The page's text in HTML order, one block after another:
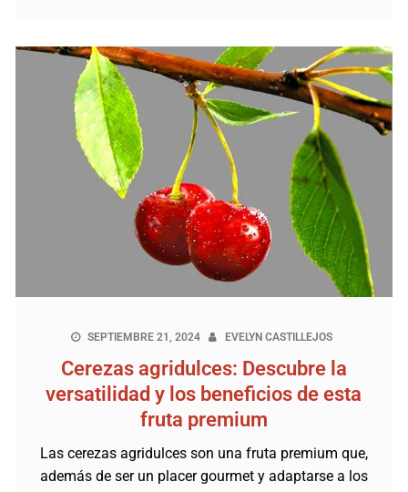
SEPTIEMBRE 21, 2024 EVELYN CASTILLEJOS
Cerezas agridulces: Descubre la
versatilidad y los beneficios de esta
fruta premium
Las cerezas agridulces son una fruta premium que,
además de ser un placer gourmet y adaptarse a los